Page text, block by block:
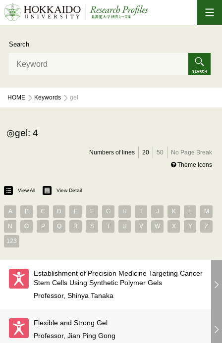
Search
HOME Keywords gel
gel: 4
Numbers of lines 20 50
No Page Break
Theme Icons
View All View Detail
A B C D E F G H J K L M
N O P Q R S T U V W X Y Z
123
Establishment of Precision Medicine Targeting Cancer
Stem Cells Using Synthetic Polymer Gels
Professor, Shinya Tanaka
Flexible and Strong Gel
Professor, Jian Ping Gong